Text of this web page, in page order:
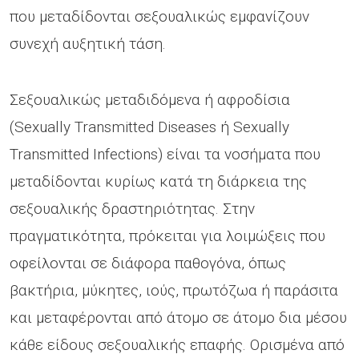
που μεταδίδονται σεξουαλικώς εμφανίζουν
συνεχή αυξητική τάση.
Σεξουαλικώς μεταδιδόμενα ή αφροδίσια
(Sexually Transmitted Diseases ή Sexually
Transmitted Infections) είναι τα νοσήματα που
μεταδίδονται κυρίως κατά τη διάρκεια της
σεξουαλικής δραστηριότητας. Στην
πραγματικότητα, πρόκειται για λοιμώξεις που
οφείλονται σε διάφορα παθογόνα, όπως
βακτήρια, μύκητες, ιούς, πρωτόζωα ή παράσιτα
και μεταφέρονται από άτομο σε άτομο δια μέσου
κάθε είδους σεξουαλικής επαφής. Ορισμένα από